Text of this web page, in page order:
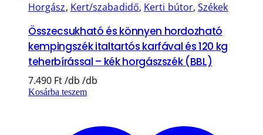
Horgász, Kert/szabadidő, Kerti bútor,Székek
Összecsukható és könnyen hordozható
kempingszék italtartós karfával és 120 kg
teherbírással – kék horgászszék (BBL)
7.490 Ft
Kosárba teszem